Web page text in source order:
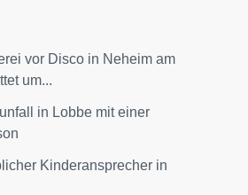
vor Disco in Neheim am
um...
in Lobbe mit einer
Kinderansprecher in